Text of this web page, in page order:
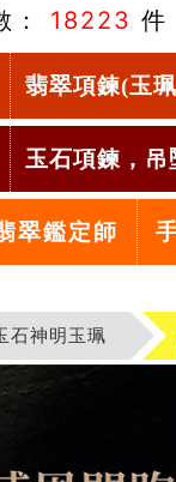
18223 件
翡翠項鍊(玉
玉石項鍊，吊
翠鑑定師
石神明玉珮